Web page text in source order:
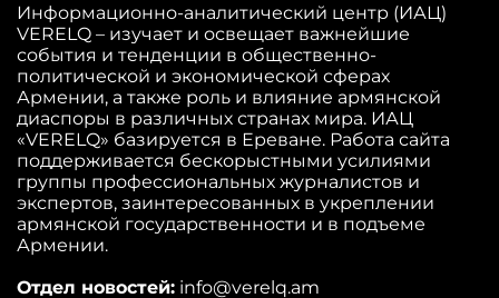
Информационно-аналитический центр (ИАЦ)
VERELQ – изучает и освещает важнейшие
события и тенденции в общественно-
политической и экономической сферах
Армении, а также роль и влияние армянской
диаспоры в различных странах мира. ИАЦ
«VERELQ» базируется в Ереване. Работа сайта
поддерживается бескорыстными усилиями
группы профессиональных журналистов и
экспертов, заинтересованных в укреплении
армянской государственности и в подъеме
Армении.
Отдел новостей: info@verelq.am